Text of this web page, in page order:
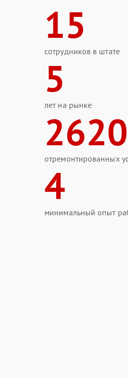
15
сотрудников в штате
5
лет на рынке
2620
отремонтированных
4
минимальный опыт